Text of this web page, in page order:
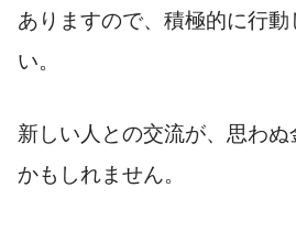
ありますので、積極的に行動
い。
新しい人との交流が、思わ
かもしれません。